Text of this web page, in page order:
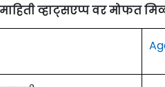
व्हाट्सएप्प वर मोफत